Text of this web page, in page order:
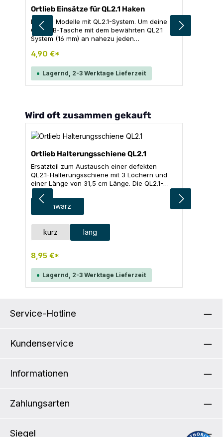
Ortlieb Einsätze für QL2.1 Haken
Für alle Modelle mit QL2.1-System. Um deine
ORTLIEB-Tasche mit dem bewährten QL2.1
System (16 mm) an nahezu jeden
hierfür die passenden Einsätze für die oberen
Tasche: 2 x 8 mm Einsätze 2 x 10 mm Einsätze
2 x 12 mm Einsätze
4,90 €*
Lagernd, 2-3 Werktage Lieferzeit
Produktgalerie überspringen
Wird oft zusammen gekauft
Ortlieb Halterungsschiene QL2.1
Ersatzteil zum Austausch einer defekten
QL2.1-Halterungsschiene mit 3 Löchern und
einer Länge von 31,5 cm Länge. Die QL2.1-
Halterungsschiene an deiner Hinterradtasche
ist defekt? Mit diesem Ersatzteil kann sie
ausgetauscht werden. Die Schiene hat eine
Länge von 31,5 cm und 3 Löcher mit einem
Lochabstand von 14,5 cm.
Befestigungsschrauben und Muttern sind im
Lieferumfang enthalten.
Farbeauswählen
schwarz
Größe auswählen
kurz lang
8,95 €*
Lagernd, 2-3 Werktage Lieferzeit
Service-Hotline
Kundenservice
Informationen
Zahlungsarten
Siegel